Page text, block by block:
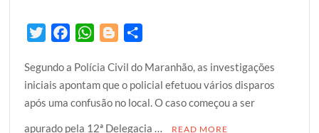
i
t
t
e
c
e
b
o
W
a
t
s
A
o
g
g
e
a
r
e
Segundo a Polícia Civil do Maranhão, as investigações
iniciais apontam que o policial efetuou vários disparos
após uma confusão no local. O caso começou a ser
apurado pela 12ª Delegacia …
READ MORE